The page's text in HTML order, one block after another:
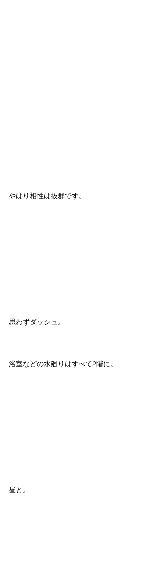
やはり相性は抜群です。
思わずダッシュ。
浴室などの水廻りはすべて2階に。
昼と。